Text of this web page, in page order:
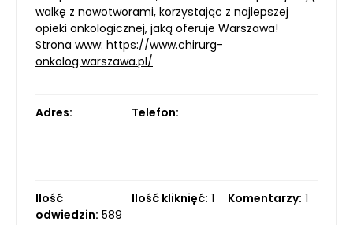
walkę z nowotworami, korzystając z najlepszej
opieki onkologicznej, jaką oferuje Warszawa!
Strona www: https://www.chirurg-
onkolog.warszawa.pl/
Adres: Telefon:
Ilość
odwiedzin: 589
Ilość kliknięć: 1 Komentarzy: 1